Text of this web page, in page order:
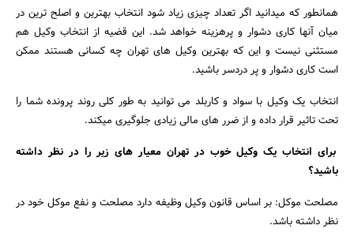
همانطور که میدانید اگر تعداد چیزی زیاد شود انتخاب بهترین و اصلح ترین در
میان آنها کاری دشوار و پرهزینه خواهد شد. این قضیه از انتخاب وکیل هم
مستثنی نیست و این که بهترین وکیل های تهران چه کسانی هستند ممکن
است کاری دشوار و پر دردسر باشید.
انتخاب یک وکیل با سواد و کاربلد می توانید به طور کلی روند پرونده شما را
تحت تاثیر قرار داده و از ضرر های مالی زیادی جلوگیری میکند.
برای انتخاب یک وکیل خوب در تهران معیار های زیر را در نظر داشته
باشید؟
مصلحت موکل: بر اساس قانون وکیل وظیفه دارد مصلحت و نفع موکل خود در
نظر داشته باشد.